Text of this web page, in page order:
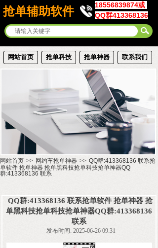
抢单辅助软件
18556839874或
QQ群413368136
网站首页 抢单科技 抢单神器 联系我们
网站首页 >> 网约车抢单神器 >> QQ群:413368136 联系抢
单软件 抢单神器 抢单黑科技抢单科技抢单神器QQ
群:413368136 联系
QQ群:413368136 联系抢单软件 抢单神器 抢
单黑科技抢单科技抢单神器QQ群:413368136
联系
发布时间: 2025-06-26 09:31